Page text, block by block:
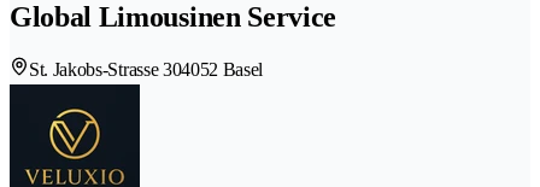
Global Limousinen Service
St. Jakobs-Strasse 304052 Basel